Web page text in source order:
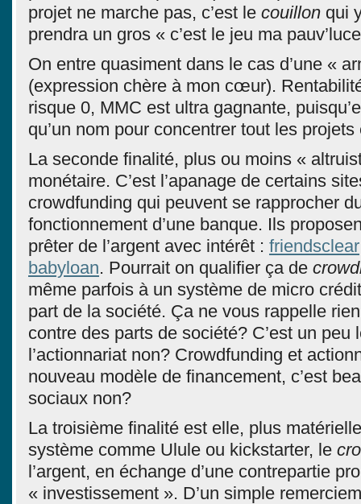
projet ne marche pas, c’est le couillon qui
prendra un gros « c’est le jeu ma
On entre quasiment dans le cas d’une «
(expression chère à mon cœur).
risque 0, MMC est ultra gagnante,
qu’un nom pour concentrer tout les
La seconde finalité, plus ou moins «
monétaire. C’est l’apanage de certains
crowdfunding qui peuvent se rapprocher
fonctionnement d’une banque. Ils
prêter de l’argent avec intérêt : friendsclear
babyloan. Pourrait on qualifier ça de
même parfois à un système de micro
part de la société. Ça ne vous rappelle
contre des parts de société? C’est un peu
l’actionnariat non? Crowdfunding et
nouveau modèle de financement, c’est
sociaux non?
La troisième finalité est elle, plus
système comme Ulule ou kickstarter, le
l’argent, en échange d’une contrepartie
« investissement ». D’un simple